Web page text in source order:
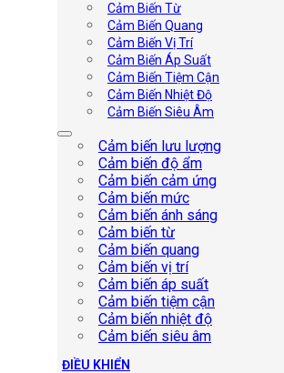
Cảm Biến Từ
Cảm Biến Quang
Cảm Biến Vị Trí
Cảm Biến Áp Suất
Cảm Biến Tiệm Cận
Cảm Biến Nhiệt Độ
Cảm Biến Siêu Âm
Cảm biến lưu lượng
Cảm biến độ ẩm
Cảm biến cảm ứng
Cảm biến mức
Cảm biến ánh sáng
Cảm biến từ
Cảm biến quang
Cảm biến vị trí
Cảm biến áp suất
Cảm biến tiệm cận
Cảm biến nhiệt độ
Cảm biến siêu âm
ĐIỀU KHIỂN